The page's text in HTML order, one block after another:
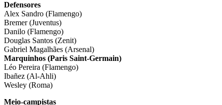
Defensores
Alex Sandro (Flamengo)
Bremer (Juventus)
Danilo (Flamengo)
Douglas Santos (Zenit)
Gabriel Magalhães (Arsenal)
Marquinhos (Paris Saint-Germain)
Léo Pereira (Flamengo)
Ibañez (Al-Ahli)
Wesley (Roma)
Meio-campistas